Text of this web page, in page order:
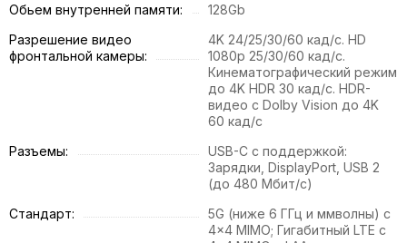
Обьем внутренней памяти:
128Gb
Разрешение видео
фронтальной камеры:
4K 24/25/30/60 кад/с. HD
1080p 25/30/60 кад/с.
Кинематографический режим
до 4K HDR 30 кад/с. HDR-
видео с Dolby Vision до 4K
60 кад/с
Разъемы:
USB-C с поддержкой:
Зарядки, DisplayPort, USB 2
(до 480 Мбит/с)
Стандарт:
5G (ниже 6 ГГц и ммволны) с
4x4 MIMO; Гигабитный LTE с